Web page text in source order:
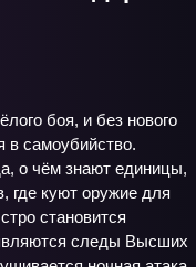
боя, и без нового
в самоубийство.
о чём знают единицы,
где куют оружие для
становится
следы Высших